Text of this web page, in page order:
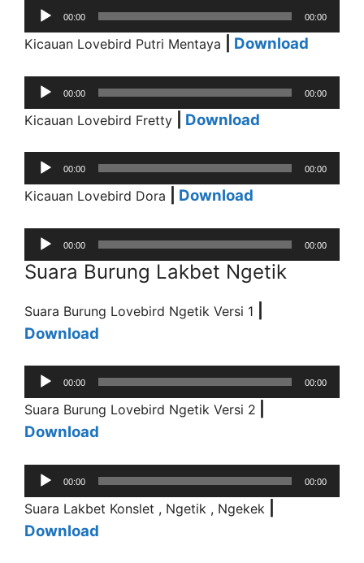
Audio
Player
00:00 00:00
Kicauan Lovebird Putri Mentaya Download
Audio
Player
00:00 00:00
Kicauan Lovebird Fretty Download
Audio
Player
00:00 00:00
Kicauan Lovebird Dora Download
Audio
Player
00:00 00:00
Suara Burung Lakbet Ngetik
Suara Burung Lovebird Ngetik Versi 1
Download
Audio
Player
00:00 00:00
Suara Burung Lovebird Ngetik Versi 2
Download
Audio
Player
00:00 00:00
Suara Lakbet Konslet , Ngetik , Ngekek
Download